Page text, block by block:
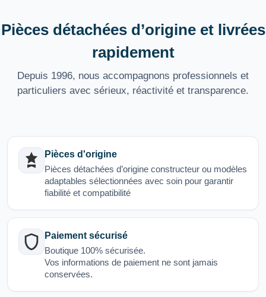
Pièces détachées d’origine et livrées
rapidement
Depuis 1996, nous accompagnons professionnels et
particuliers avec sérieux, réactivité et transparence.
Pièces d'origine
Pièces détachées d’origine constructeur ou modèles
adaptables sélectionnées avec soin pour garantir
fiabilité et compatibilité
Paiement sécurisé
Boutique 100% sécurisée.
Vos informations de paiement ne sont jamais
conservées.